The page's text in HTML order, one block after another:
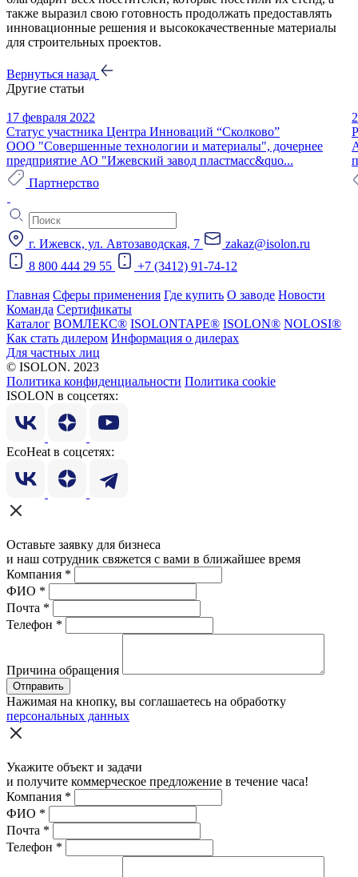
также выразил свою готовность продолжать предоставлять
инновационные решения и высококачественные материалы
для строительных проектов.
Вернуться назад
Другие статьи
17 февраля 2022
Статус участника Центра Инноваций “Сколково”
ООО "Совершенные технологии и материалы", дочернее
предприятие АО "Ижевский завод пластмасс&quo...
Партнерство
г. Ижевск, ул. Автозаводская, 7
zakaz@isolon.ru
8 800 444 29 55
+7 (3412) 91-74-12
Главная Сферы применения Где купить О заводе Новости
Команда Сертификаты
Каталог ВОМЛЕКС® ISOLONTAPE® ISOLON® NOLOSI®
Как стать дилером Информация о дилерах
Для частных лиц
© ISOLON. 2023
Политика конфиденциальности Политика cookie
ISOLON в соцсетях:
EcoHeat в соцсетях:
Оставьте заявку для бизнеса
и наш сотрудник свяжется с вами в ближайшее время
Компания *
ФИО *
Почта *
Телефон *
Причина обращения
Отправить
Нажимая на кнопку, вы соглашаетесь на обработку
персональных данных
Укажите объект и задачи
и получите коммерческое предложение в течение часа!
Компания *
ФИО *
Почта *
Телефон *